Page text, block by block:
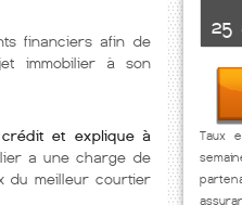
financiers afin de
immobilier à son
et explique à
a une charge de
du meilleur courtier
25
Taux